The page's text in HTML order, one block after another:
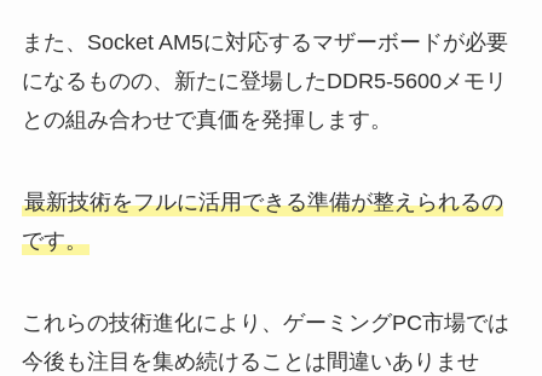
また、Socket AM5に対応するマザーボードが必要
になるものの、新たに登場したDDR5-5600メモリ
との組み合わせで真価を発揮します。
最新技術をフルに活用できる準備が整えられるの
です。
これらの技術進化により、ゲーミングPC市場では
今後も注目を集め続けることは間違いありませ